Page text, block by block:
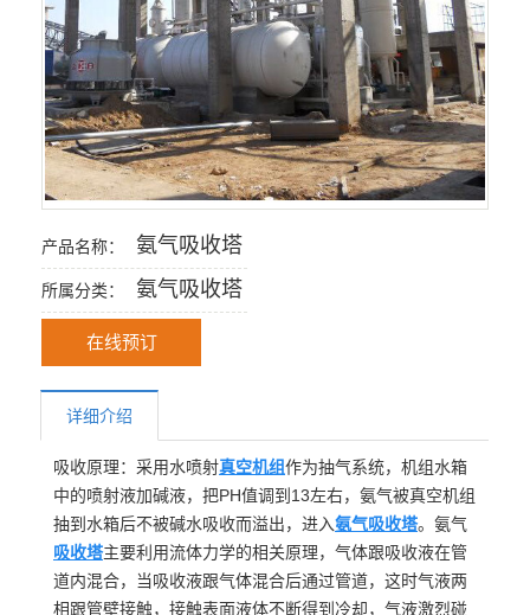
产品名称： 氨气吸收塔
所属分类： 氨气吸收塔
在线预订
详细介绍
吸收原理：采用水喷射真空机组作为抽气系统，机组水箱
中的喷射液加碱液，把PH值调到13左右，氨气被真空机组
抽到水箱后不被碱水吸收而溢出，进入氨气吸收塔。氨气
吸收塔主要利用流体力学的相关原理，气体跟吸收液在管
道内混合，当吸收液跟气体混合后通过管道，这时气液两
相跟管壁接触，接触表面液体不断得到冷却，气液激烈碰